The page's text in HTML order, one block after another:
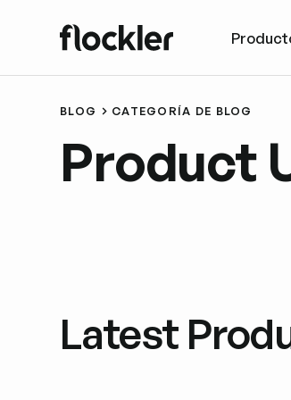
BLOG CATEGORÍA DE BLOG
Product
Latest